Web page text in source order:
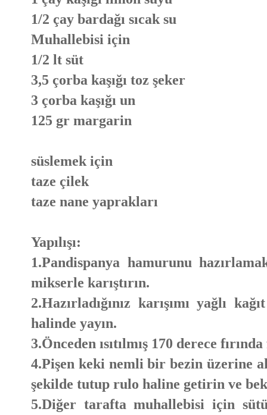
1/2 çay bardağı sıcak su
Muhallebisi için
1/2 lt süt
3,5 çorba kaşığı toz şeker
3 çorba kaşığı un
125 gr margarin
süslemek için
taze çilek
taze nane yaprakları
Yapılışı:
1.Pandispanya hamurunu
mikserle karıştırın.
2.Hazırladığınız karışımı yağlı
halinde yayın.
3.Önceden ısıtılmış 170 derece
4.Pişen keki nemli bir bezin üzerine
şekilde tutup rulo haline getirin ve
5.Diğer tarafta muhallebisi için